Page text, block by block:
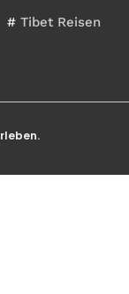
# Tibet Reisen